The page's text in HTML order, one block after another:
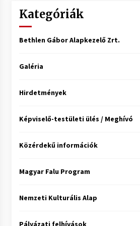
Kategóriák
Bethlen Gábor Alapkezelő Zrt.
Galéria
Hirdetmények
Képviselő-testületi ülés / Meghívó
Közérdekű információk
Magyar Falu Program
Nemzeti Kulturális Alap
Pályázati felhívások